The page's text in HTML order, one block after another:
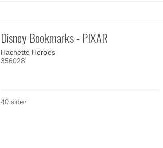
Disney Bookmarks - PIXAR
Hachette Heroes
356028
40 sider